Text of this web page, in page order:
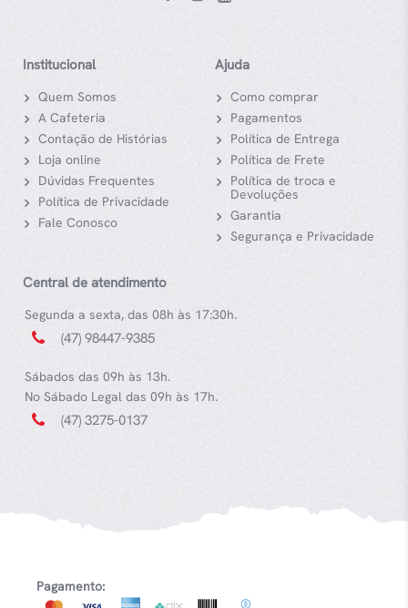
Institucional
Quem Somos
A Cafeteria
Contação de Histórias
Loja online
Dúvidas Frequentes
Política de Privacidade
Fale Conosco
Ajuda
Como comprar
Pagamentos
Política de Entrega
Política de Frete
Política de troca e
Devoluções
Garantia
Segurança e Privacidade
Central de atendimento
Segunda a sexta, das 08h às 17:30h.
(47) 98447-9385
Sábados das 09h às 13h.
No Sábado Legal das 09h às 17h.
(47) 3275-0137
Pagamento: